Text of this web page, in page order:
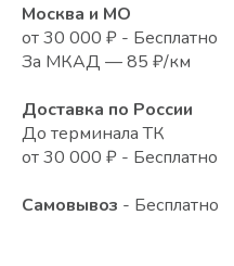
Москва и МО
от 30 000 ₽ - Бесплатно
За МКАД — 85 ₽/км
Доставка по России
До терминала ТК
от 30 000 ₽ - Бесплатно
Самовывоз - Бесплатно